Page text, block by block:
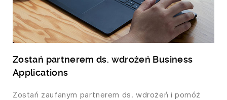
Zostań partnerem ds. wdrożeń Business
Applications
Zostań zaufanym partnerem ds. wdrożeń i pomóż